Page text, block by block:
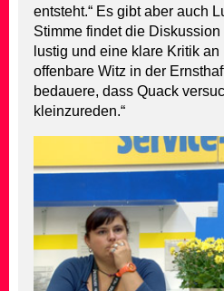
entsteht.“ Es gibt aber auch
Stimme findet die
lustig und eine klare Kritik
offenbare Witz in der
bedauere, dass Quack
kleinzureden.“